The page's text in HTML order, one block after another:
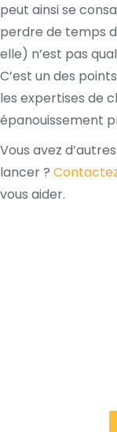
peut ainsi se
perdre de temps
elle) n’est pas
C’est un des
les expertises de
épanouissement
Vous avez
lancer ?
vous aider.